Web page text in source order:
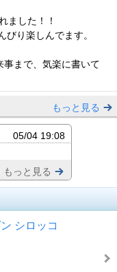
ました！！
びり楽しんでます。
事まで、気楽に書いて
もっと見る
05/04 19:08
もっと見る
シロッコ